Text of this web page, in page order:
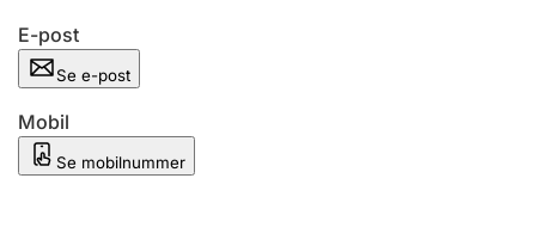
Andre tema
E-post
Se e-post
Mobil
Se mobilnummer